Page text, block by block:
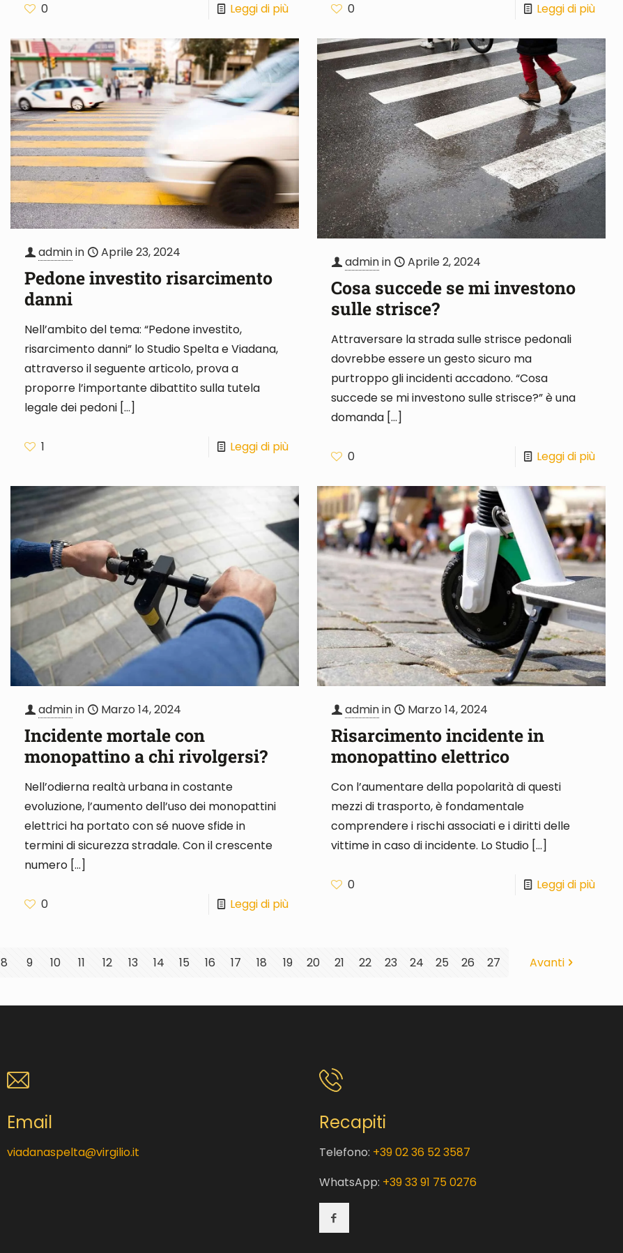
0 Leggi di più 0 Leggi di più
adminin Aprile 23, 2024
Pedone investito risarcimento
danni
Nell’ambito del tema: “Pedone investito,
risarcimento danni” lo Studio Spelta e Viadana,
attraverso il seguente articolo, prova a
proporre l’importante dibattito sulla tutela
legale dei pedoni […]
1 Leggi di più
adminin Aprile 2, 2024
Cosa succede se mi investono
sulle strisce?
Attraversare la strada sulle strisce pedonali
dovrebbe essere un gesto sicuro ma
purtroppo gli incidenti accadono. “Cosa
succede se mi investono sulle strisce?” è una
domanda […]
0 Leggi di più
adminin Marzo 14, 2024
Incidente mortale con
monopattino a chi rivolgersi?
Nell’odierna realtà urbana in costante
evoluzione, l’aumento dell’uso dei monopattini
elettrici ha portato con sé nuove sfide in
termini di sicurezza stradale. Con il crescente
numero […]
0 Leggi di più
adminin Marzo 14, 2024
Risarcimento incidente in
monopattino elettrico
Con l’aumentare della popolarità di questi
mezzi di trasporto, è fondamentale
comprendere i rischi associati e i diritti delle
vittime in caso di incidente. Lo Studio […]
0 Leggi di più
8 9 10 11 12 13 14 15 16 17 18 19 20 21 22 23 24 25 26 27 Avanti
Email
viadanaspelta@virgilio.it
Recapiti
Telefono: +39 02 36 52 3587
WhatsApp: +39 33 91 75 0276